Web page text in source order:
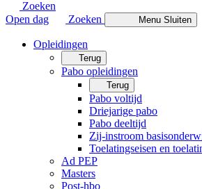
Zoeken
Open dag
Zoeken Menu Sluiten
Opleidingen
Terug
Pabo opleidingen
Terug
Pabo voltijd
Driejarige pabo
Pabo deeltijd
Zij-instroom
Toelatingseisen en
Ad PEP
Masters
Post-hbo